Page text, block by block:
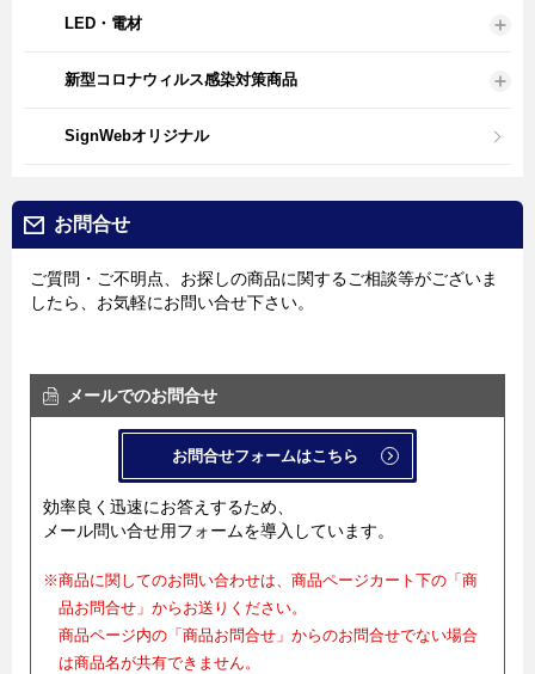
LED・電材
新型コロナウィルス感染対策商品
SignWebオリジナル
お問合せ
ご質問・ご不明点、お探しの商品に関するご相談等がございま
したら、お気軽にお問い合せ下さい。
メールでのお問合せ
お問合せフォームはこちら
効率良く迅速にお答えするため、
メール問い合せ用フォームを導入しています。
※商品に関してのお問い合わせは、商品ページカート下の「商
品お問合せ」からお送りください。
商品ページ内の「商品お問合せ」からのお問合せでない場合
は商品名が共有できません。